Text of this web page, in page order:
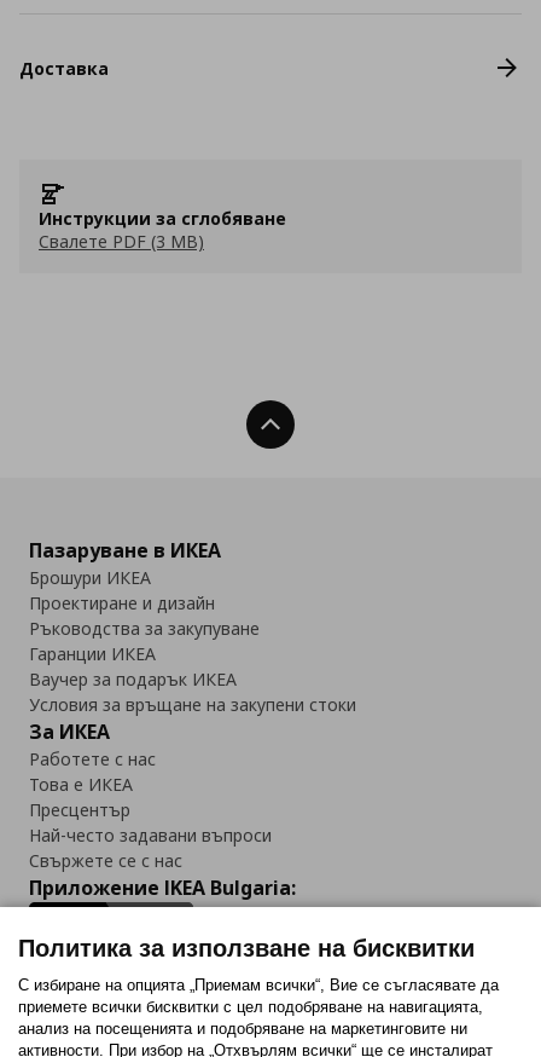
Доставка
Инструкции за сглобяване
Свалете PDF (3 MB)
Нагоре
Пазаруване в ИКЕА
Брошури ИКЕА
Проектиране и дизайн
Ръководства за закупуване
Гаранции ИКЕА
Ваучер за подарък ИКЕА
Условия за връщане на закупени стоки
За ИКЕА
Работете с нас
Това е ИКЕА
Пресцентър
Най-често задавани въпроси
Свържете се с нас
Приложение IKEA Bulgaria:
Последвайте ни:
Политика за използване на бисквитки
С избиране на опцията „Приемам всички“, Вие се съгласявате да
приемете всички бисквитки с цел подобряване на навигацията,
анализ на посещенията и подобряване на маркетинговите ни
активности. При избор на „Отхвърлям всички“ ще се инсталират